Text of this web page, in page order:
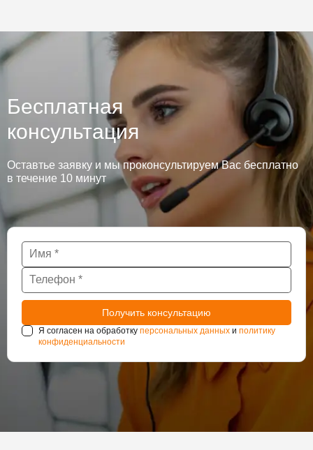
Бесплатная
консультация
Оставтье заявку и мы проконсультируем Вас бесплатно
в течение 10 минут
Я согласен на обработку персональных данных и политику
конфиденциальности